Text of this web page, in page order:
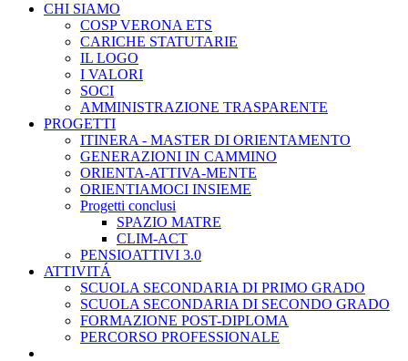
CHI SIAMO
COSP VERONA ETS
CARICHE STATUTARIE
IL LOGO
I VALORI
SOCI
AMMINISTRAZIONE TRASPARENTE
PROGETTI
ITINERA - MASTER DI ORIENTAMENTO
GENERAZIONI IN CAMMINO
ORIENTA-ATTIVA-MENTE
ORIENTIAMOCI INSIEME
Progetti conclusi
SPAZIO MATRE
CLIM-ACT
PENSIOATTIVI 3.0
ATTIVITÁ
SCUOLA SECONDARIA DI PRIMO GRADO
SCUOLA SECONDARIA DI SECONDO GRADO
FORMAZIONE POST-DIPLOMA
PERCORSO PROFESSIONALE